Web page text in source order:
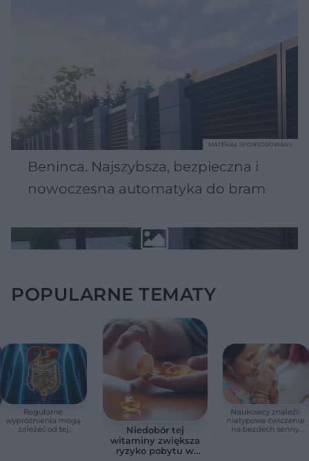
Beninca. Najszybsza, bezpieczna i
nowoczesna automatyka do bram
MATERIAŁ SPONSOROWANY
POPULARNE TEMATY
Regularne
wypróżnienia mogą
zależeć od tej
Niedobór tej
witaminy zwiększa
ryzyko pobytu w
Naukowcy znaleźli
nietypowe ćwiczenie
na bezdech senny.